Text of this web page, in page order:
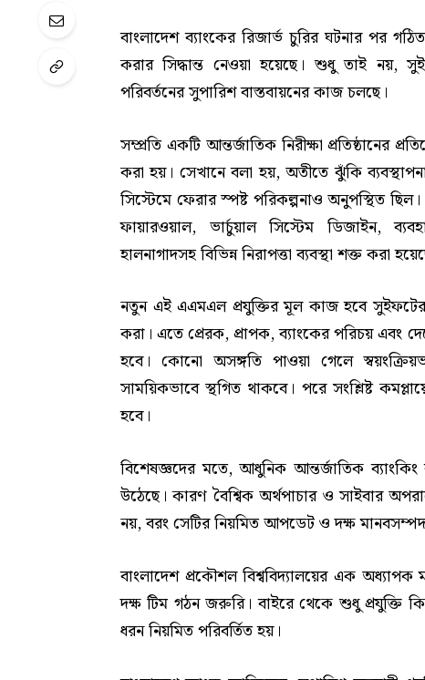
বাংলাদেশ ব্যাংকের রিজার্ভ চুরির ঘটনার পর
করার সিদ্ধান্ত নেওয়া হয়েছে। শুধু তাই নয়,
পরিবর্তনের সুপারিশ বাস্তবায়নের কাজ চলছে।
সম্প্রতি একটি আন্তর্জাতিক নিরীক্ষা প্রতিষ্ঠানের
করা হয়। সেখানে বলা হয়, অতীতে ঝুঁকি
সিস্টেমে ফেরার স্পষ্ট পরিকল্পনাও অনুপস্থিত
ফায়ারওয়াল, ভার্চুয়াল সিস্টেম ডিজাইন,
হালনাগাদসহ বিভিন্ন নিরাপত্তা ব্যবস্থা শক্ত করা
নতুন এই এএমএল প্রযুক্তির মূল কাজ হবে সুইফটের
করা। এতে প্রেরক, প্রাপক, ব্যাংকের পরিচয় এবং
হবে। কোনো অসঙ্গতি পাওয়া গেলে
সাময়িকভাবে স্থগিত থাকবে। পরে সংশ্লিষ্ট
হবে।
বিশেষজ্ঞদের মতে, আধুনিক আন্তর্জাতিক
উঠেছে। কারণ বৈশ্বিক অর্থপাচার ও সাইবার
নয়, বরং সেটির নিয়মিত আপডেট ও দক্ষ
বাংলাদেশ প্রকৌশল বিশ্ববিদ্যালয়ের এক
দক্ষ টিম গঠন জরুরি। বাইরে থেকে শুধু প্রযুক্তি
ধরন নিয়মিত পরিবর্তিত হয়।